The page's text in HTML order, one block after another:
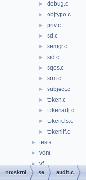
► debug.c
► objtype.c
► priv.c
► sd.c
► semgr.c
► sid.c
► sqos.c
► srm.c
► subject.c
► token.c
► tokenadj.c
► tokencls.c
► tokenlif.c
► tests
► vdm
► vf
► wmi
ntoskrnl se audit.c